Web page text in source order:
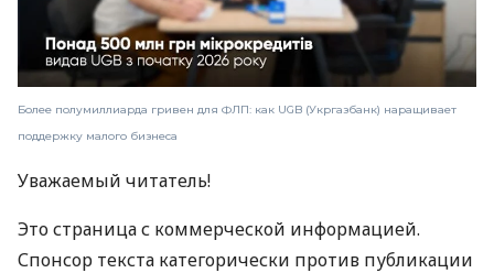
Более полумиллиарда гривен для ФЛП: как UGB (Укргазбанк) наращивает
поддержку малого бизнеса
Уважаемый читатель!
Это страница с коммерческой информацией.
Спонсор текста категорически против публикации